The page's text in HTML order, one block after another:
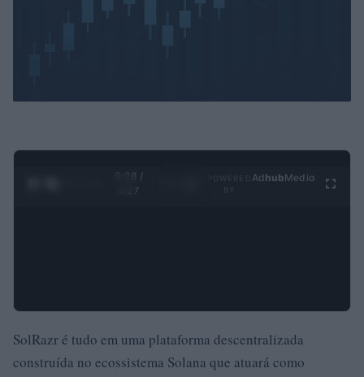
0:29 /
4:27
Ad hubMedia
SolRazr é tudo em uma plataforma descentralizada
construída no ecossistema Solana que atuará como